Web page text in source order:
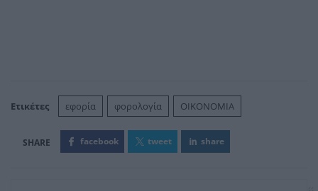
Ετικέτες εφορία φορολογία ΟΙΚΟΝΟΜΙΑ
facebook tweet share